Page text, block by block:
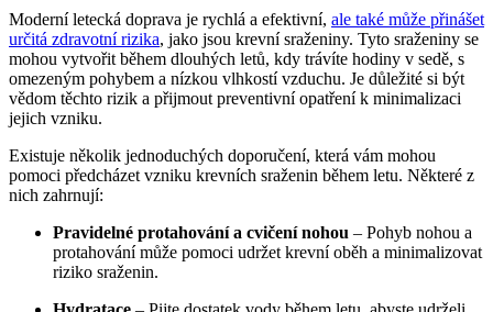
Moderní letecká doprava je rychlá a efektivní, ale také může přinášet
určitá zdravotní rizika, jako jsou krevní sraženiny. Tyto sraženiny se
mohou vytvořit během dlouhých letů, kdy trávíte hodiny v sedě, s
omezeným pohybem a nízkou vlhkostí vzduchu. Je důležité si být
vědom těchto rizik a přijmout preventivní opatření k minimalizaci
jejich vzniku.
Existuje několik jednoduchých doporučení, která vám mohou
pomoci předcházet vzniku krevních sraženin během letu. Některé z
nich zahrnují:
Pravidelné protahování a cvičení nohou – Pohyb nohou a
protahování může pomoci udržet krevní oběh a minimalizovat
riziko sraženin.